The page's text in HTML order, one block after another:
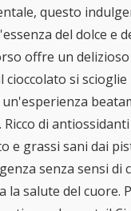
questo
del dolce e
offre un
cioccolato si scioglie
Ricco di
e grassi sani dai
senza sensi di
la salute del cuore.